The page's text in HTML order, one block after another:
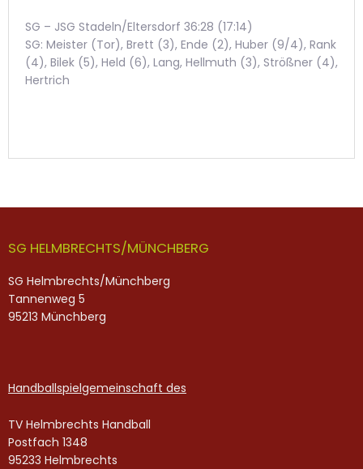
SG – JSG Stadeln/Eltersdorf 36:28 (17:14)
SG: Meister (Tor), Brett (3), Ende (2), Huber (9/4), Rank
(4), Bilek (5), Held (6), Lang, Hellmuth (3), Strößner (4),
Hertrich
SG HELMBRECHTS/MÜNCHBERG
SG Helmbrechts/Münchberg
Tannenweg 5
95213 Münchberg
Handballspielgemeinschaft des
TV Helmbrechts Handball
Postfach 1348
95233 Helmbrechts